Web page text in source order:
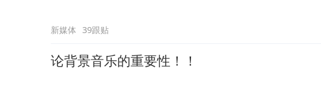
新媒体 39跟贴
论背景音乐的重要性！！